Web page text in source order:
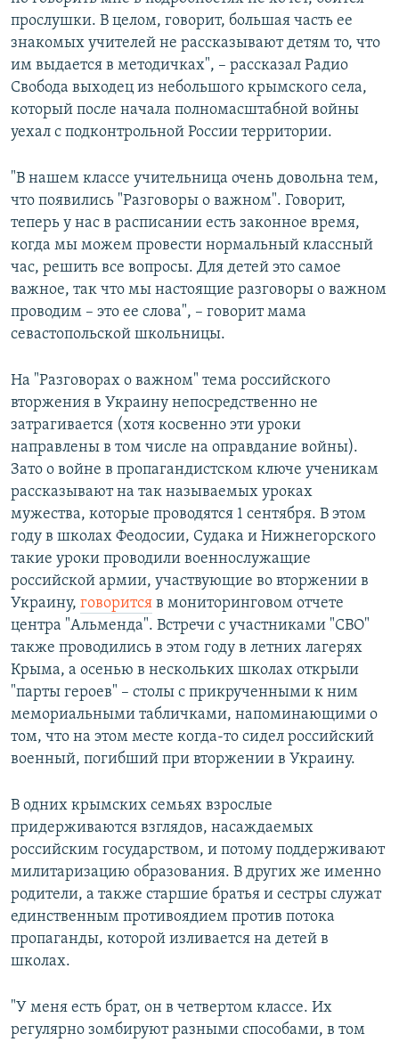
прослушки. В целом, говорит, большая часть ее
знакомых учителей не рассказывают детям то, что
им выдается в методичках", – рассказал Радио
Свобода выходец из небольшого крымского села,
который после начала полномасштабной войны
уехал с подконтрольной России территории.
"В нашем классе учительница очень довольна тем,
что появились "Разговоры о важном". Говорит,
теперь у нас в расписании есть законное время,
когда мы можем провести нормальный классный
час, решить все вопросы. Для детей это самое
важное, так что мы настоящие разговоры о важном
проводим – это ее слова", – говорит мама
севастопольской школьницы.
На "Разговорах о важном" тема российского
вторжения в Украину непосредственно не
затрагивается (хотя косвенно эти уроки
направлены в том числе на оправдание войны).
Зато о войне в пропагандистском ключе ученикам
рассказывают на так называемых уроках
мужества, которые проводятся 1 сентября. В этом
году в школах Феодосии, Судака и Нижнегорского
такие уроки проводили военнослужащие
российской армии, участвующие во вторжении в
Украину, говорится в мониторинговом отчете
центра "Альменда". Встречи с участниками "СВО"
также проводились в этом году в летних лагерях
Крыма, а осенью в нескольких школах открыли
"парты героев" – столы с прикрученными к ним
мемориальными табличками, напоминающими о
том, что на этом месте когда-то сидел российский
военный, погибший при вторжении в Украину.
В одних крымских семьях взрослые
придерживаются взглядов, насаждаемых
российским государством, и потому поддерживают
милитаризацию образования. В других же именно
родители, а также старшие братья и сестры служат
единственным противоядием против потока
пропаганды, которой изливается на детей в
школах.
"У меня есть брат, он в четвертом классе. Их
регулярно зомбируют разными способами, в том